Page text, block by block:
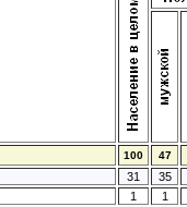
100 47
31 35
1
1